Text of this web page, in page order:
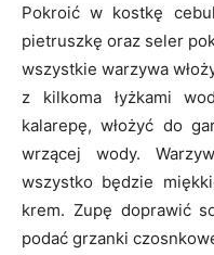
Pokroić w kostkę
pietruszkę oraz seler
wszystkie warzywa
z kilkoma łyżkami
kalarepę, włożyć do
wrzącej wody.
wszystko będzie
krem. Zupę doprawić
podać grzanki